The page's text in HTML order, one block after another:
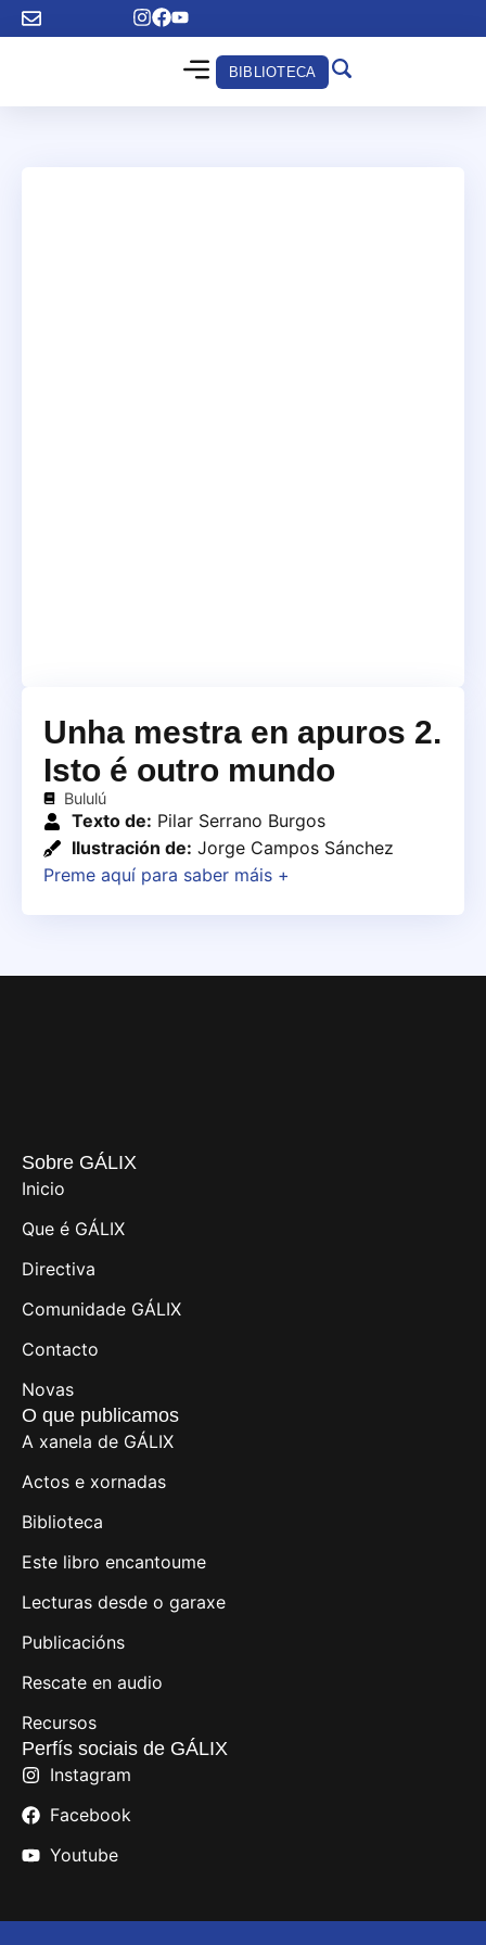
BIBLIOTECA
Unha mestra en apuros 2.
Isto é outro mundo
Bululú
Texto de: Pilar Serrano Burgos
Ilustración de: Jorge Campos Sánchez
Preme aquí para saber máis +
Sobre GÁLIX
Inicio
Que é GÁLIX
Directiva
Comunidade GÁLIX
Contacto
Novas
O que publicamos
A xanela de GÁLIX
Actos e xornadas
Biblioteca
Este libro encantoume
Lecturas desde o garaxe
Publicacións
Rescate en audio
Recursos
Perfís sociais de GÁLIX
Instagram
Facebook
Youtube